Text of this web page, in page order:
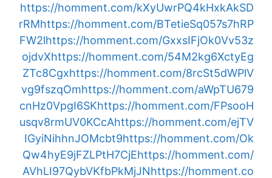
https://homment.com/kXyUwrPQ4kHxkAkSD
rRMhttps://homment.com/BTetieSq057s7hRP
FW2lhttps://homment.com/GxxsIFjOk0Vv53z
ojdvXhttps://homment.com/54M2kg6XctyEg
ZTc8Cgxhttps://homment.com/8rcSt5dWPlV
vg9fszqOmhttps://homment.com/aWpTU679
cnHz0VpgI6SKhttps://homment.com/FPsooH
usqv8rmUV0KCcAhttps://homment.com/ejTV
IGyiNihhnJOMcbt9https://homment.com/Ok
Qw4hyE9jFZLPtH7CjEhttps://homment.com/
AVhLI97QybVKfbPkMjJNhttps://homment.co